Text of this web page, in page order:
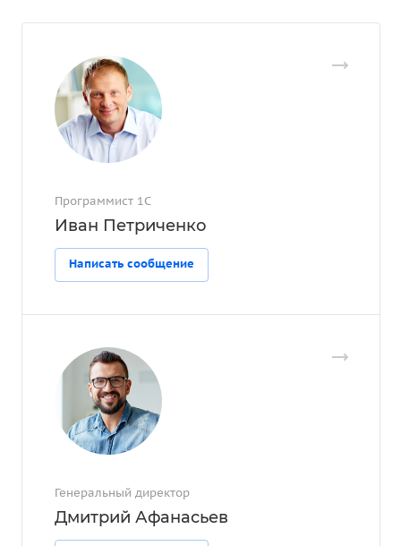
Программист 1С
Иван Петриченко
Написать сообщение
Генеральный директор
Дмитрий Афанасьев